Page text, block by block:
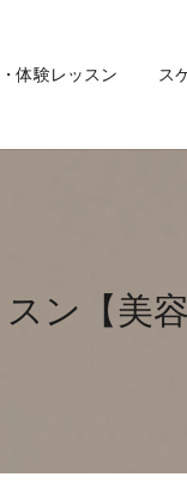
体験レッスン ス
ン【美